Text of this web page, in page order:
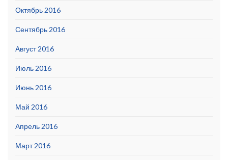
Октябрь 2016
Сентябрь 2016
Август 2016
Июль 2016
Июнь 2016
Май 2016
Апрель 2016
Март 2016